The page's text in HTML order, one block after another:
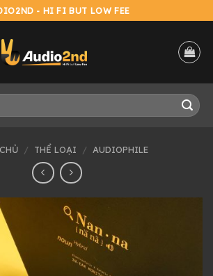
- HI FI BUT LOW FEE
/ THỂ LOẠI / AUDIOPHILE